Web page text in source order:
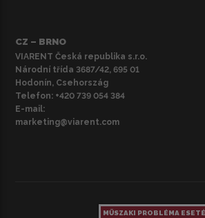
CZ – BRNO
VIARENT Česká republika s.r.o.
Národní třída 3687/42, 695 01
Hodonín, Csehország
Telefon: +420 739 054 384
E-mail:
marketing@viarent.com
MŰSZAKI PROBLÉMA